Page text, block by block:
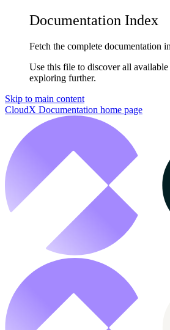
Documentation Index
Fetch the complete documentation
Use this file to discover all available
exploring further.
Skip to main content
CloudX Documentation home page